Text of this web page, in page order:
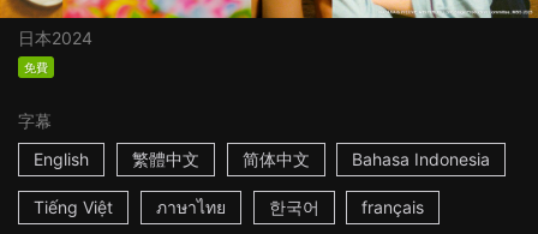
日本2024
免費
字幕
English
繁體中文 简体中文 Bahasa Indonesia
Tiếng Việt ภาษาไทย 한국어 français